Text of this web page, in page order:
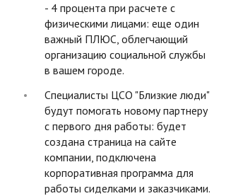
- 4 процента при расчете с
физическими лицами: еще один
важный ПЛЮС, облегчающий
организацию социальной службы
в вашем городе.
Специалисты ЦСО "Близкие люди"
будут помогать новому партнеру
с первого дня работы: будет
создана страница на сайте
компании, подключена
корпоративная программа для
работы сиделками и заказчиками.